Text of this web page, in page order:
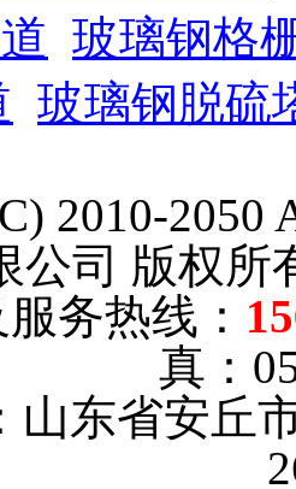
玻璃钢格
玻璃钢脱硫
2010-2050
公司 版权
务热线：
真：
山东省安丘